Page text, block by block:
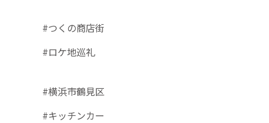
#つくの商店街
#ロケ地巡礼
#横浜市鶴見区
#キッチンカー